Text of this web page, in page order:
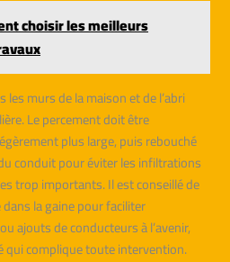
choisir les meilleurs
les murs de la maison et de l’abri
Le percement doit être
plus large, puis rebouché
conduit pour éviter les infiltrations
trop importants. Il est conseillé de
la gaine pour faciliter
ajouts de conducteurs à l’avenir,
qui complique toute intervention.